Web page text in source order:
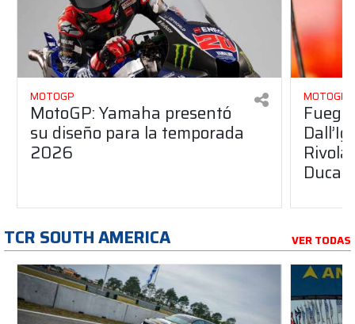
MOTOGP
MotoGP: Yamaha presentó
su diseño para la temporada
2026
MOTOGP
Ducati
TCR SOUTH AMERICA VER TODAS